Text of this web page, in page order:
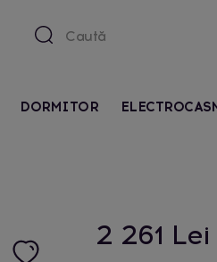
DORMITOR
2 261 Lei